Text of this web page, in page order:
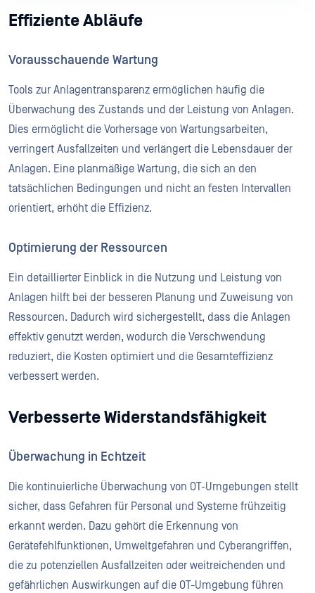
Effiziente Abläufe
Vorausschauende Wartung
Tools zur Anlagentransparenz ermöglichen häufig die
Überwachung des Zustands und der Leistung von Anlagen.
Dies ermöglicht die Vorhersage von Wartungsarbeiten,
verringert Ausfallzeiten und verlängert die Lebensdauer der
Anlagen. Eine planmäßige Wartung, die sich an den
tatsächlichen Bedingungen und nicht an festen Intervallen
orientiert, erhöht die Effizienz.
Optimierung der Ressourcen
Ein detaillierter Einblick in die Nutzung und Leistung von
Anlagen hilft bei der besseren Planung und Zuweisung von
Ressourcen. Dadurch wird sichergestellt, dass die Anlagen
effektiv genutzt werden, wodurch die Verschwendung
reduziert, die Kosten optimiert und die Gesamteffizienz
verbessert werden.
Verbesserte Widerstandsfähigkeit
Überwachung in Echtzeit
Die kontinuierliche Überwachung von OT-Umgebungen stellt
sicher, dass Gefahren für Personal und Systeme frühzeitig
erkannt werden. Dazu gehört die Erkennung von
Gerätefehlfunktionen, Umweltgefahren und Cyberangriffen,
die zu potenziellen Ausfallzeiten oder weitreichenden und
gefährlichen Auswirkungen auf die OT-Umgebung führen